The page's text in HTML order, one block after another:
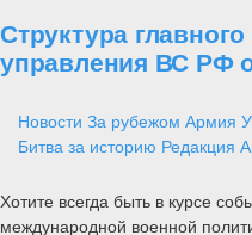
Структура
управления ВС РФ
Новости За рубежом Армия
Битва за историю Редакция
Хотите всегда быть в курсе
международной военной